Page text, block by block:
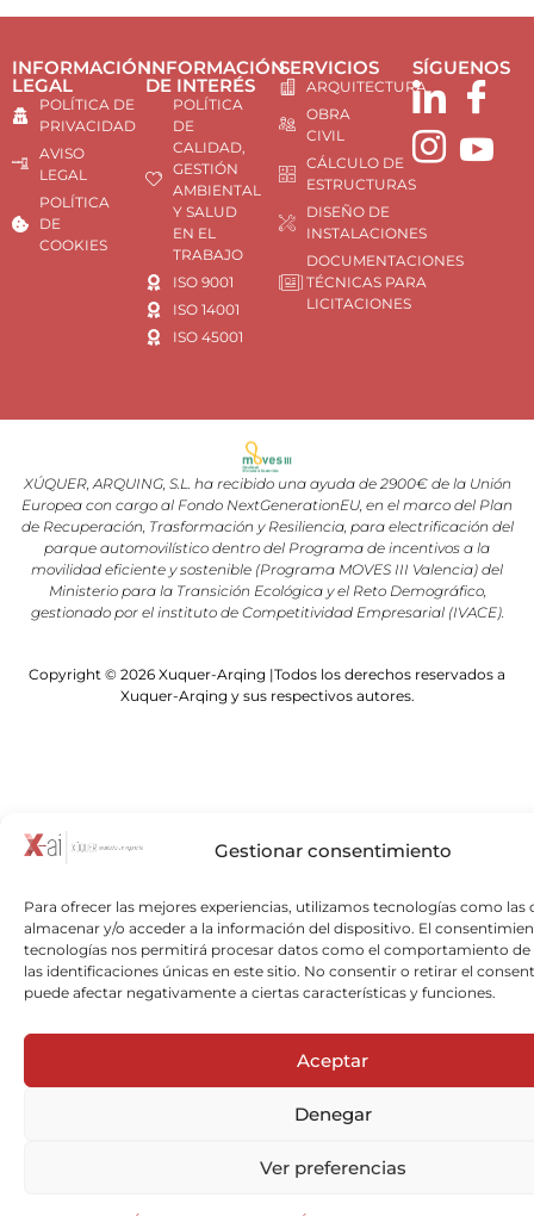
Gestionar consentimiento
Para ofrecer las mejores experiencias, utilizamos tecnologías como las
almacenar y/o acceder a la información del dispositivo. El
tecnologías nos permitirá procesar datos como el comportamiento de
las identificaciones únicas en este sitio. No consentir o retirar el
puede afectar negativamente a ciertas características y funciones.
Aceptar
Denegar
Ver preferencias
INFORMACIÓN
LEGAL
POLÍTICA DE
PRIVACIDAD
AVISO
LEGAL
POLÍTICA
DE
COOKIES
INFORMACIÓN
DE INTERÉS
POLÍTICA
DE
CALIDAD,
GESTIÓN
AMBIENTAL
Y SALUD
EN EL
TRABAJO
ISO 9001
ISO 14001
ISO 45001
SERVICIOS
ARQUITECTURA
OBRA
CIVIL
CÁLCULO DE
ESTRUCTURAS
DISEÑO DE
INSTALACIONES
DOCUMENTACIONES
TÉCNICAS PARA
LICITACIONES
SÍGUENOS
XÚQUER, ARQUING, S.L. ha recibido una ayuda de 2900€ de la Unión
Europea con cargo al Fondo NextGenerationEU, en el marco del Plan
de Recuperación, Trasformación y Resiliencia, para electrificación del
parque automovilístico dentro del Programa de incentivos a la
movilidad eficiente y sostenible (Programa MOVES III Valencia) del
Ministerio para la Transición Ecológica y el Reto Demográfico,
gestionado por el instituto de Competitividad Empresarial (IVACE).
Copyright © 2026 Xuquer-Arqing |Todos los derechos reservados a
Xuquer-Arqing y sus respectivos autores.